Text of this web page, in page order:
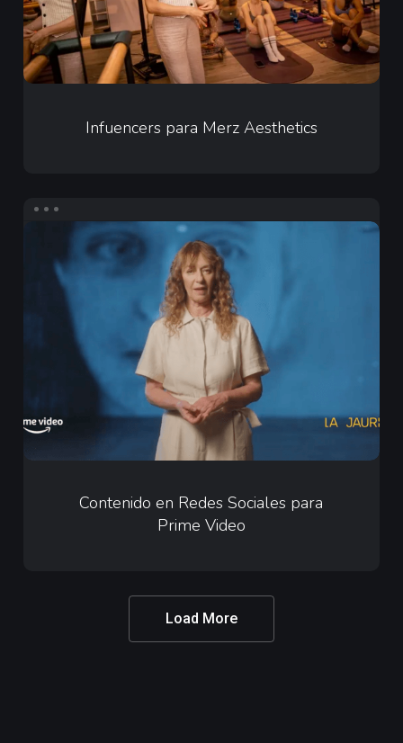
para
Infuencers para Merz Aesthetics
Contenido
Redes
Sociales
en
Redes
Contenido en Redes Sociales para
Prime Video
Load More